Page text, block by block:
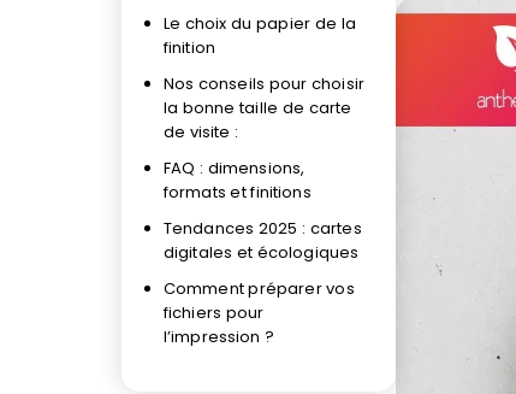
Le choix du papier de la
finition
Nos conseils pour choisir
la bonne taille de carte
de visite :
FAQ : dimensions,
formats et finitions
Tendances 2025 : cartes
digitales et écologiques
Comment préparer vos
fichiers pour
l’impression ?